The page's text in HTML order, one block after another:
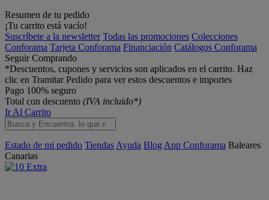
Resumen de tu pedido
¡Tu carrito está vacío!
Suscríbete a la newsletter Todas las promociones Colecciones
Conforama Tarjeta Conforama Financiación Catálogos Conforama
Seguir Comprando
*Descuentos, cupones y servicios son aplicados en el carrito. Haz
clic en Tramitar Pedido para ver estos descuentos e importes
Pago 100% seguro
Total con descuento (IVA incluido*)
Ir Al Carrito
Estado de mi pedido Tiendas Ayuda Blog App Conforama Baleares
Canarias